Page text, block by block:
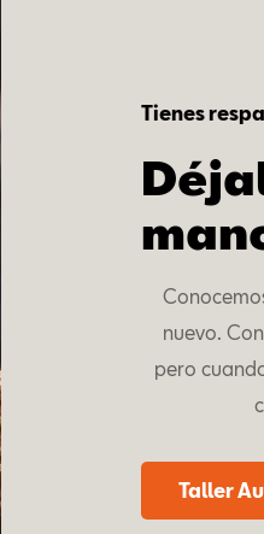
Tienes
nuevo.
pero
Taller